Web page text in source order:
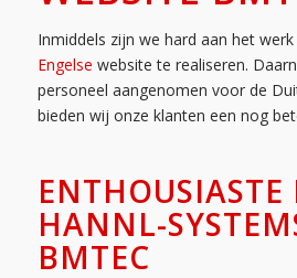
Inmiddels zijn we hard aan het
Engelse website te realiseren.
personeel aangenomen voor de
bieden wij onze klanten een nog
ENTHOUSIASTE
HANNL-
BMTEC